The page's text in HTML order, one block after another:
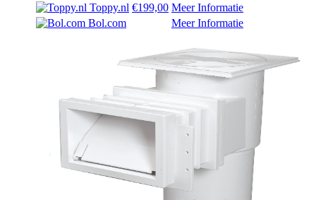
Toppy.nl €199,00 Meer Informatie
Bol.com
Meer Informatie